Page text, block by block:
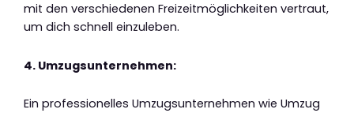
mit den verschiedenen Freizeitmöglichkeiten vertraut,
um dich schnell einzuleben.
4. Umzugsunternehmen:
Ein professionelles Umzugsunternehmen wie Umzug